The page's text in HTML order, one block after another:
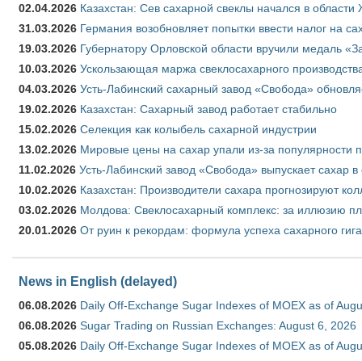
02.04.2026 Казахстан: Сев сахарной свеклы начался в области
31.03.2026 Германия возобновляет попытки ввести налог на
19.03.2026 Губернатору Орловской области вручили медаль
10.03.2026 Ускользающая маржа свеклосахарного
04.03.2026 Усть-Лабинский сахарный завод «Свобода»
19.02.2026 Казахстан: Сахарный завод работает стабильно
15.02.2026 Селекция как колыбель сахарной индустрии
13.02.2026 Мировые цены на сахар упали из-за популярности
11.02.2026 Усть-Лабинский завод «Свобода» выпускает сахар в
10.02.2026 Казахстан: Производители сахара прогнозируют
03.02.2026 Молдова: Свеклосахарный комплекс: за иллюзию
20.01.2026 От руин к рекордам: формула успеха сахарного
News in English (delayed)
06.08.2026 Daily Off-Exchange Sugar Indexes of MOEX as of
06.08.2026 Sugar Trading on Russian Exchanges: August 6, 2026
05.08.2026 Daily Off-Exchange Sugar Indexes of MOEX as of